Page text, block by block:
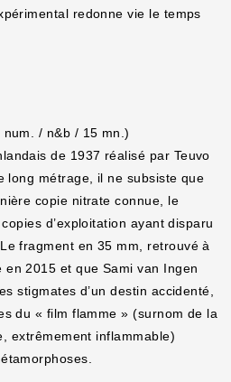
redonne vie le temps
/ n&b / 15 mn.)
de 1937 réalisé par Teuvo
long métrage, il ne subsiste que
copie nitrate connue, le
d’exploitation ayant disparu
fragment en 35 mm, retrouvé à
2015 et que Sami van Ingen
stigmates d’un destin accidenté,
du « film flamme » (surnom de la
extrêmement inflammable)